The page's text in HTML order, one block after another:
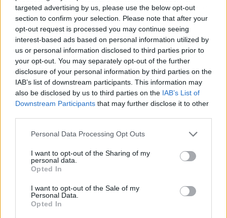
targeted advertising by us, please use the below opt-out
section to confirm your selection. Please note that after your
opt-out request is processed you may continue seeing
interest-based ads based on personal information utilized by
us or personal information disclosed to third parties prior to
your opt-out. You may separately opt-out of the further
disclosure of your personal information by third parties on the
IAB’s list of downstream participants. This information may
also be disclosed by us to third parties on the IAB’s List of
Downstream Participants that may further disclose it to other
Personal Data Processing Opt Outs
I want to opt-out of the Sharing of my
personal data.
Opted In
I want to opt-out of the Sale of my
Personal Data.
Opted In
homogeneización y coherencia en los procesos
de auditoría.
Publicidad